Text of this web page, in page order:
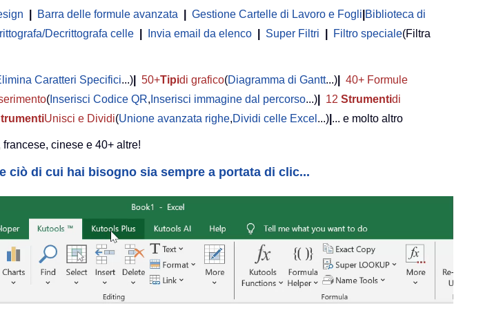
Barra delle formule avanzata Gestione Cartelle di Lavoro e Fogli Biblioteca di
Decrittografa celle Invia email da elenco Super Filtri Filtro speciale(Filtra
Caratteri Specifici...) 50+Tipidi grafico(Diagramma di Gantt...)
40+ Formule
( Inserisci Codice QR, Inserisci immagine dal percorso...) 12 Strumentidi
Unisci e Dividi(Unione avanzata righe,Dividi celle Excel ...) ... e molto altro
cinese e 40+ altre!
ciò di cui hai bisogno sia sempre a portata di clic...